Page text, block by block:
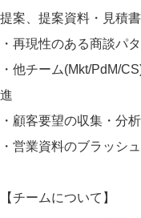
提案、提案資料・見積
・再現性のある商談パ
・他チーム(Mkt/PdM/
進
・顧客要望の収集・分
・営業資料のブラッシ
【チームについて】